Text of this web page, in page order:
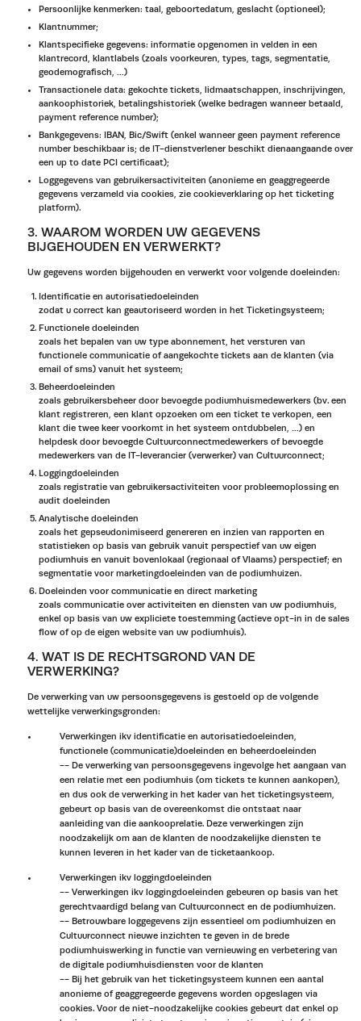
Persoonlijke kenmerken: taal, geboortedatum, geslacht (optioneel);
Klantnummer;
Klantspecifieke gegevens: informatie opgenomen in velden in een
klantrecord, klantlabels (zoals voorkeuren, types, tags, segmentatie,
geodemografisch, …)
Transactionele data: gekochte tickets, lidmaatschappen, inschrijvingen,
aankoophistoriek, betalingshistoriek (welke bedragen wanneer betaald,
payment reference number);
Bankgegevens: IBAN, Bic/Swift (enkel wanneer geen payment reference
number beschikbaar is; de IT-dienstverlener beschikt dienaangaande over
een up to date PCI certificaat);
Loggegevens van gebruikersactiviteiten (anonieme en geaggregeerde
gegevens verzameld via cookies, zie cookieverklaring op het ticketing
platform).
3. WAAROM WORDEN UW GEGEVENS
BIJGEHOUDEN EN VERWERKT?
Uw gegevens worden bijgehouden en verwerkt voor volgende doeleinden:
Identificatie en autorisatiedoeleinden
zodat u correct kan geautoriseerd worden in het Ticketingsysteem;
Functionele doeleinden
zoals het bepalen van uw type abonnement, het versturen van
functionele communicatie of aangekochte tickets aan de klanten (via
email of sms) vanuit het systeem;
Beheerdoeleinden
zoals gebruikersbeheer door bevoegde podiumhuismedewerkers (bv. een
klant registreren, een klant opzoeken om een ticket te verkopen, een
klant die twee keer voorkomt in het systeem ontdubbelen, …) en
helpdesk door bevoegde Cultuurconnectmedewerkers of bevoegde
medewerkers van de IT-leverancier (verwerker) van Cultuurconnect;
Loggingdoeleinden
zoals registratie van gebruikersactiviteiten voor probleemoplossing en
audit doeleinden
Analytische doeleinden
zoals het gepseudonimiseerd genereren en inzien van rapporten en
statistieken op basis van gebruik vanuit perspectief van uw eigen
podiumhuis en vanuit bovenlokaal (regionaal of Vlaams) perspectief; en
segmentatie voor marketingdoeleinden van de podiumhuizen.
Doeleinden voor communicatie en direct marketing
zoals communicatie over activiteiten en diensten van uw podiumhuis,
enkel op basis van uw expliciete toestemming (actieve opt-in in de sales
flow of op de eigen website van uw podiumhuis).
4. WAT IS DE RECHTSGROND VAN DE
VERWERKING?
De verwerking van uw persoonsgegevens is gestoeld op de volgende
wettelijke verwerkingsgronden:
Verwerkingen ikv identificatie en autorisatiedoeleinden,
functionele (communicatie)doeleinden en beheerdoeleinden
-- De verwerking van persoonsgegevens ingevolge het aangaan van
een relatie met een podiumhuis (om tickets te kunnen aankopen),
en dus ook de verwerking in het kader van het ticketingsysteem,
gebeurt op basis van de overeenkomst die ontstaat naar
aanleiding van die aankooprelatie. Deze verwerkingen zijn
noodzakelijk om aan de klanten de noodzakelijke diensten te
kunnen leveren in het kader van de ticketaankoop.
Verwerkingen ikv loggingdoeleinden
-- Verwerkingen ikv loggingdoeleinden gebeuren op basis van het
gerechtvaardigd belang van Cultuurconnect en de podiumhuizen.
-- Betrouwbare loggegevens zijn essentieel om podiumhuizen en
Cultuurconnect nieuwe inzichten te geven in de brede
podiumhuiswerking in functie van vernieuwing en verbetering van
de digitale podiumhuisdiensten voor de klanten
-- Bij het gebruik van het ticketingsysteem kunnen een aantal
anonieme of geaggregeerde gegevens worden opgeslagen via
cookies. Voor de niet-noodzakelijke cookies gebeurt dat enkel op